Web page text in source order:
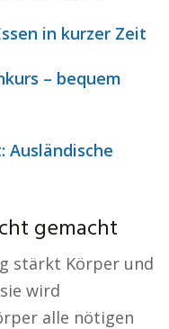
in kurzer Zeit
– bequem
Ausländische
gemacht
stärkt Körper und
wird
alle nötigen